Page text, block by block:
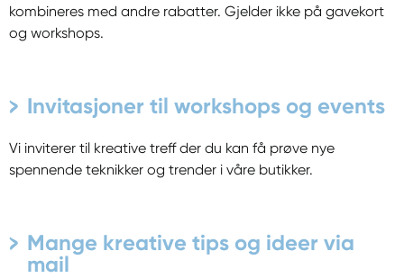
kombineres med andre rabatter. Gjelder ikke på gavekort
og workshops.
Invitasjoner til workshops og events
Vi inviterer til kreative treff der du kan få prøve nye
spennende teknikker og trender i våre butikker.
Mange kreative tips og ideer via
mail